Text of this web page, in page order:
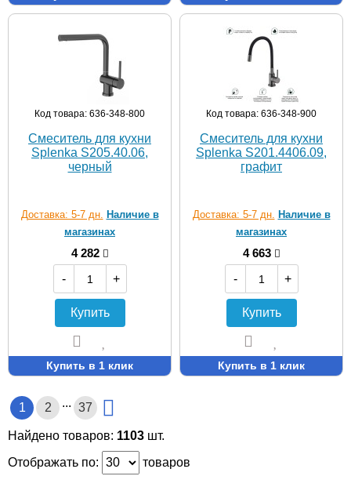
Код товара: 636-348-800
Смеситель для кухни
Splenka S205.40.06,
черный
Доставка: 5-7 дн. Наличие в
магазинах
4 282
-
+
Купить
Купить в 1 клик
Код товара: 636-348-900
Смеситель для кухни
Splenka S201.4406.09,
графит
Доставка: 5-7 дн. Наличие в
магазинах
4 663
-
+
Купить
Купить в 1 клик
1 2 ... 37
Найдено товаров: 1103 шт.
Отображать по:
товаров